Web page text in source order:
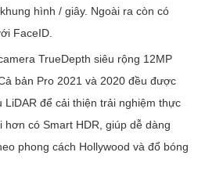
hình / giây. Ngoài ra còn có
FaceID.
TrueDepth siêu rộng 12MP
bản Pro 2021 và 2020 đều được
để cải thiện trải nghiệm thực
có Smart HDR, giúp dễ dàng
phong cách Hollywood và đổ bóng